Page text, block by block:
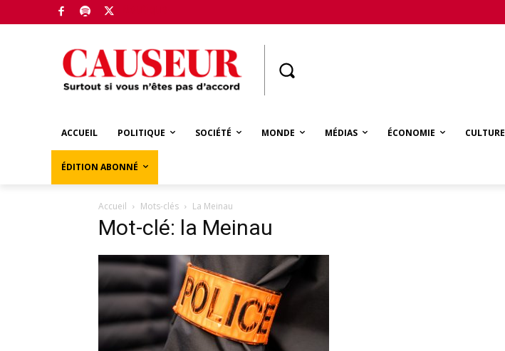
ACCUEIL POLITIQUE SOCIÉTÉ MONDE MÉDIAS ÉCONOMIE CULTURE
ÉDITION ABONNÉ
Accueil Mots-clés La Meinau
Mot-clé: la Meinau